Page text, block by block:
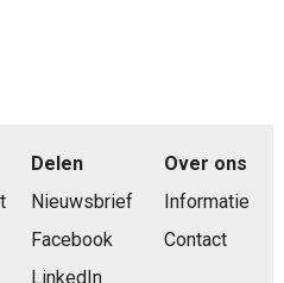
Delen
Nieuwsbrief
Facebook
LinkedIn
Over ons
Informatie
Contact